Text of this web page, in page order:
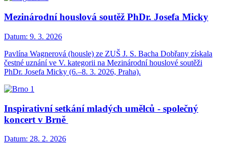
Mezinárodní houslová soutěž PhDr. Josefa Micky
Datum: 9. 3. 2026
Pavlína Wagnerová (housle) ze ZUŠ J. S. Bacha Dobřany získala
čestné uznání ve V. kategorii na Mezinárodní houslové soutěži
PhDr. Josefa Micky (6.–8. 3. 2026, Praha).
Inspirativní setkání mladých umělců - společný
koncert v Brně
Datum: 28. 2. 2026